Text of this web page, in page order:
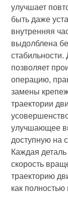
улучшает
быть даже
внутренняя
выдолблена
позволяет
операцию,
замены
траектории
улучшающее
доступную на
Каждая
скорость
траекторию
как